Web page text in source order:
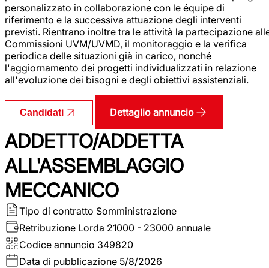
personalizzato in collaborazione con le équipe di
riferimento e la successiva attuazione degli interventi
previsti. Rientrano inoltre tra le attività la partecipazione
Commissioni UVM/UVMD, il monitoraggio e la verifica
periodica delle situazioni già in carico, nonché
l'aggiornamento dei progetti individualizzati in relazione
all'evoluzione dei bisogni e degli obiettivi assistenziali.
Candidati Dettaglio annuncio
ADDETTO/ADDETTA
ALL'ASSEMBLAGGIO
MECCANICO
Tipo di contratto Somministrazione
Retribuzione Lorda 21000 - 23000 annuale
Codice annuncio 349820
Data di pubblicazione 5/8/2026